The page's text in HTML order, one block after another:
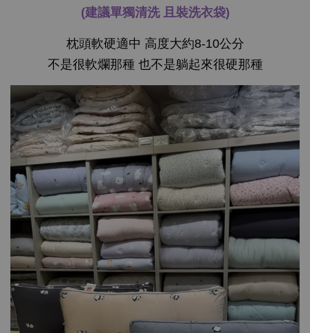
(建議單獨清洗 且裝洗衣袋)
枕頭軟硬適中 高度大約8-10公分
不是很軟爛那種 也不是躺起來很硬那種